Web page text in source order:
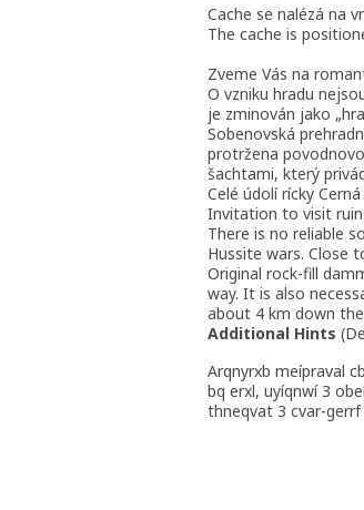
Cache se nalézá na
The cache is
Zveme Vás na
O vzniku hradu
je zminován jako
Sobenovská
protržena
šachtami, který
Celé údolí rícky
Invitation to visit
There is no reliable
Hussite wars. Close
Original rock-fill
way. It is also
about 4 km down
Additional Hints (
Arqnyrxb meípraval
bq erxl, uyíqnwí 3
thneqvat 3 cvar-gerrf